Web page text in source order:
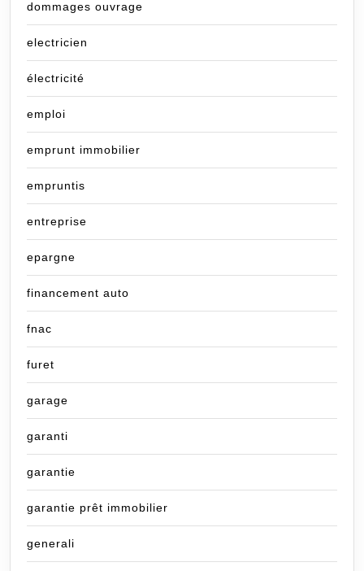
dommages ouvrage
electricien
électricité
emploi
emprunt immobilier
empruntis
entreprise
epargne
financement auto
fnac
furet
garage
garanti
garantie
garantie prêt immobilier
generali